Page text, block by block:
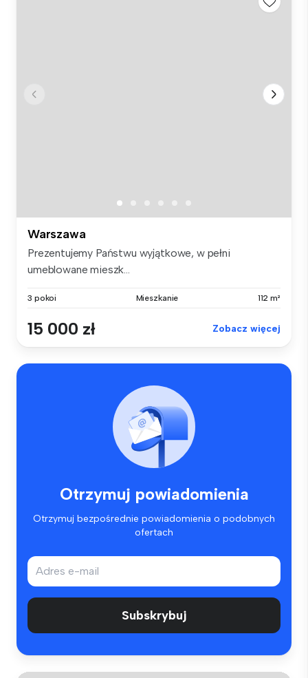
Warszawa
Prezentujemy Państwu wyjątkowe, w pełni
umeblowane mieszk...
3 pokoi Mieszkanie 112 m²
15 000 zł Zobacz więcej
Otrzymuj powiadomienia
Otrzymuj bezpośrednie powiadomienia o podobnych
ofertach
Subskrybuj